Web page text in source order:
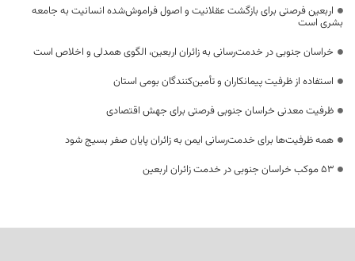
اربعین فرصتی برای بازگشت عقلانیت و اصول فراموش‌شده انسانیت به جامعه
بشری است
خراسان جنوبی در خدمت‌رسانی به زائران اربعین، الگوی همدلی و اخلاص است
استفاده از ظرفیت پیمانکاران و تأمین‌کنندگان بومی استان
ظرفیت معدنی خراسان جنوبی فرصتی برای جهش اقتصادی
همه ظرفیت‌ها برای خدمت‌رسانی ایمن به زائران پایان صفر بسیج شود
53 موکب خراسان جنوبی در خدمت زائران اربعین